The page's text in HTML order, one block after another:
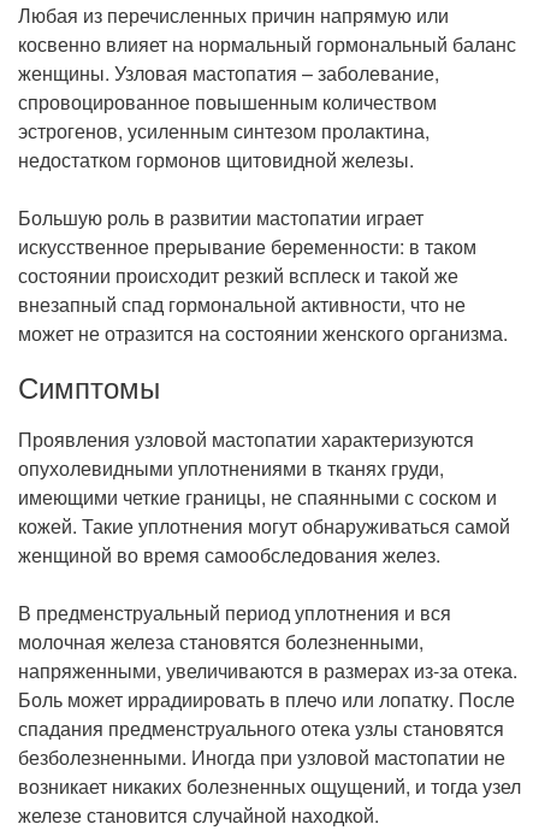
Любая из перечисленных причин напрямую или
косвенно влияет на нормальный гормональный баланс
женщины. Узловая мастопатия – заболевание,
спровоцированное повышенным количеством
эстрогенов, усиленным синтезом пролактина,
недостатком гормонов щитовидной железы.
Большую роль в развитии мастопатии играет
искусственное прерывание беременности: в таком
состоянии происходит резкий всплеск и такой же
внезапный спад гормональной активности, что не
может не отразится на состоянии женского организма.
Симптомы
Проявления узловой мастопатии характеризуются
опухолевидными уплотнениями в тканях груди,
имеющими четкие границы, не спаянными с соском и
кожей. Такие уплотнения могут обнаруживаться самой
женщиной во время самообследования желез.
В предменструальный период уплотнения и вся
молочная железа становятся болезненными,
напряженными, увеличиваются в размерах из-за отека.
Боль может иррадиировать в плечо или лопатку. После
спадания предменструального отека узлы становятся
безболезненными. Иногда при узловой мастопатии не
возникает никаких болезненных ощущений, и тогда узел
железе становится случайной находкой.